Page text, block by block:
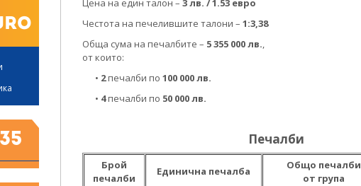
Цена на един талон – 3 лв. / 1.53 евро
Честота на печелившите талони – 1:3,38
Обща сума на печалбите – 5 355 000 лв.,
от които:
• 2печалби по 100 000 лв.
• 4печалби по 50 000 лв.
Печалби
Брой
печалби
Единична печалба
Общо печалби
от група